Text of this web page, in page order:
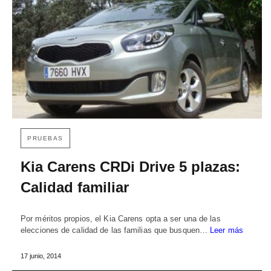
PRUEBAS
Kia Carens CRDi Drive 5 plazas:
Calidad familiar
Por méritos propios, el Kia Carens opta a ser una de las
elecciones de calidad de las familias que busquen…
Leer más
17 junio, 2014